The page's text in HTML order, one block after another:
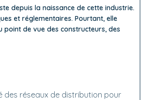
depuis la naissance de cette industrie.
et réglementaires. Pourtant, elle
de vue des constructeurs, des
des réseaux de distribution pour